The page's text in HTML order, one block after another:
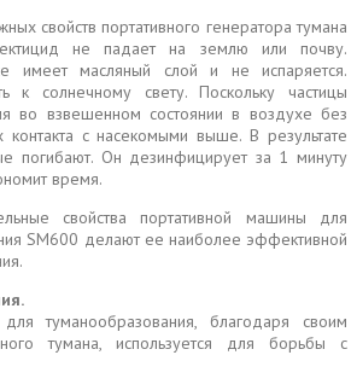
свойств портативного генератора тумана
не падает на землю или почву.
имеет масляный слой и не испаряется.
к солнечному свету. Поскольку частицы
во взвешенном состоянии в воздухе без
контакта с насекомыми выше. В результате
погибают. Он дезинфицирует за 1 минуту
время.
свойства портативной машины для
SM600 делают ее наиболее эффективной
туманообразования, благодаря своим
тумана, используется для борьбы с